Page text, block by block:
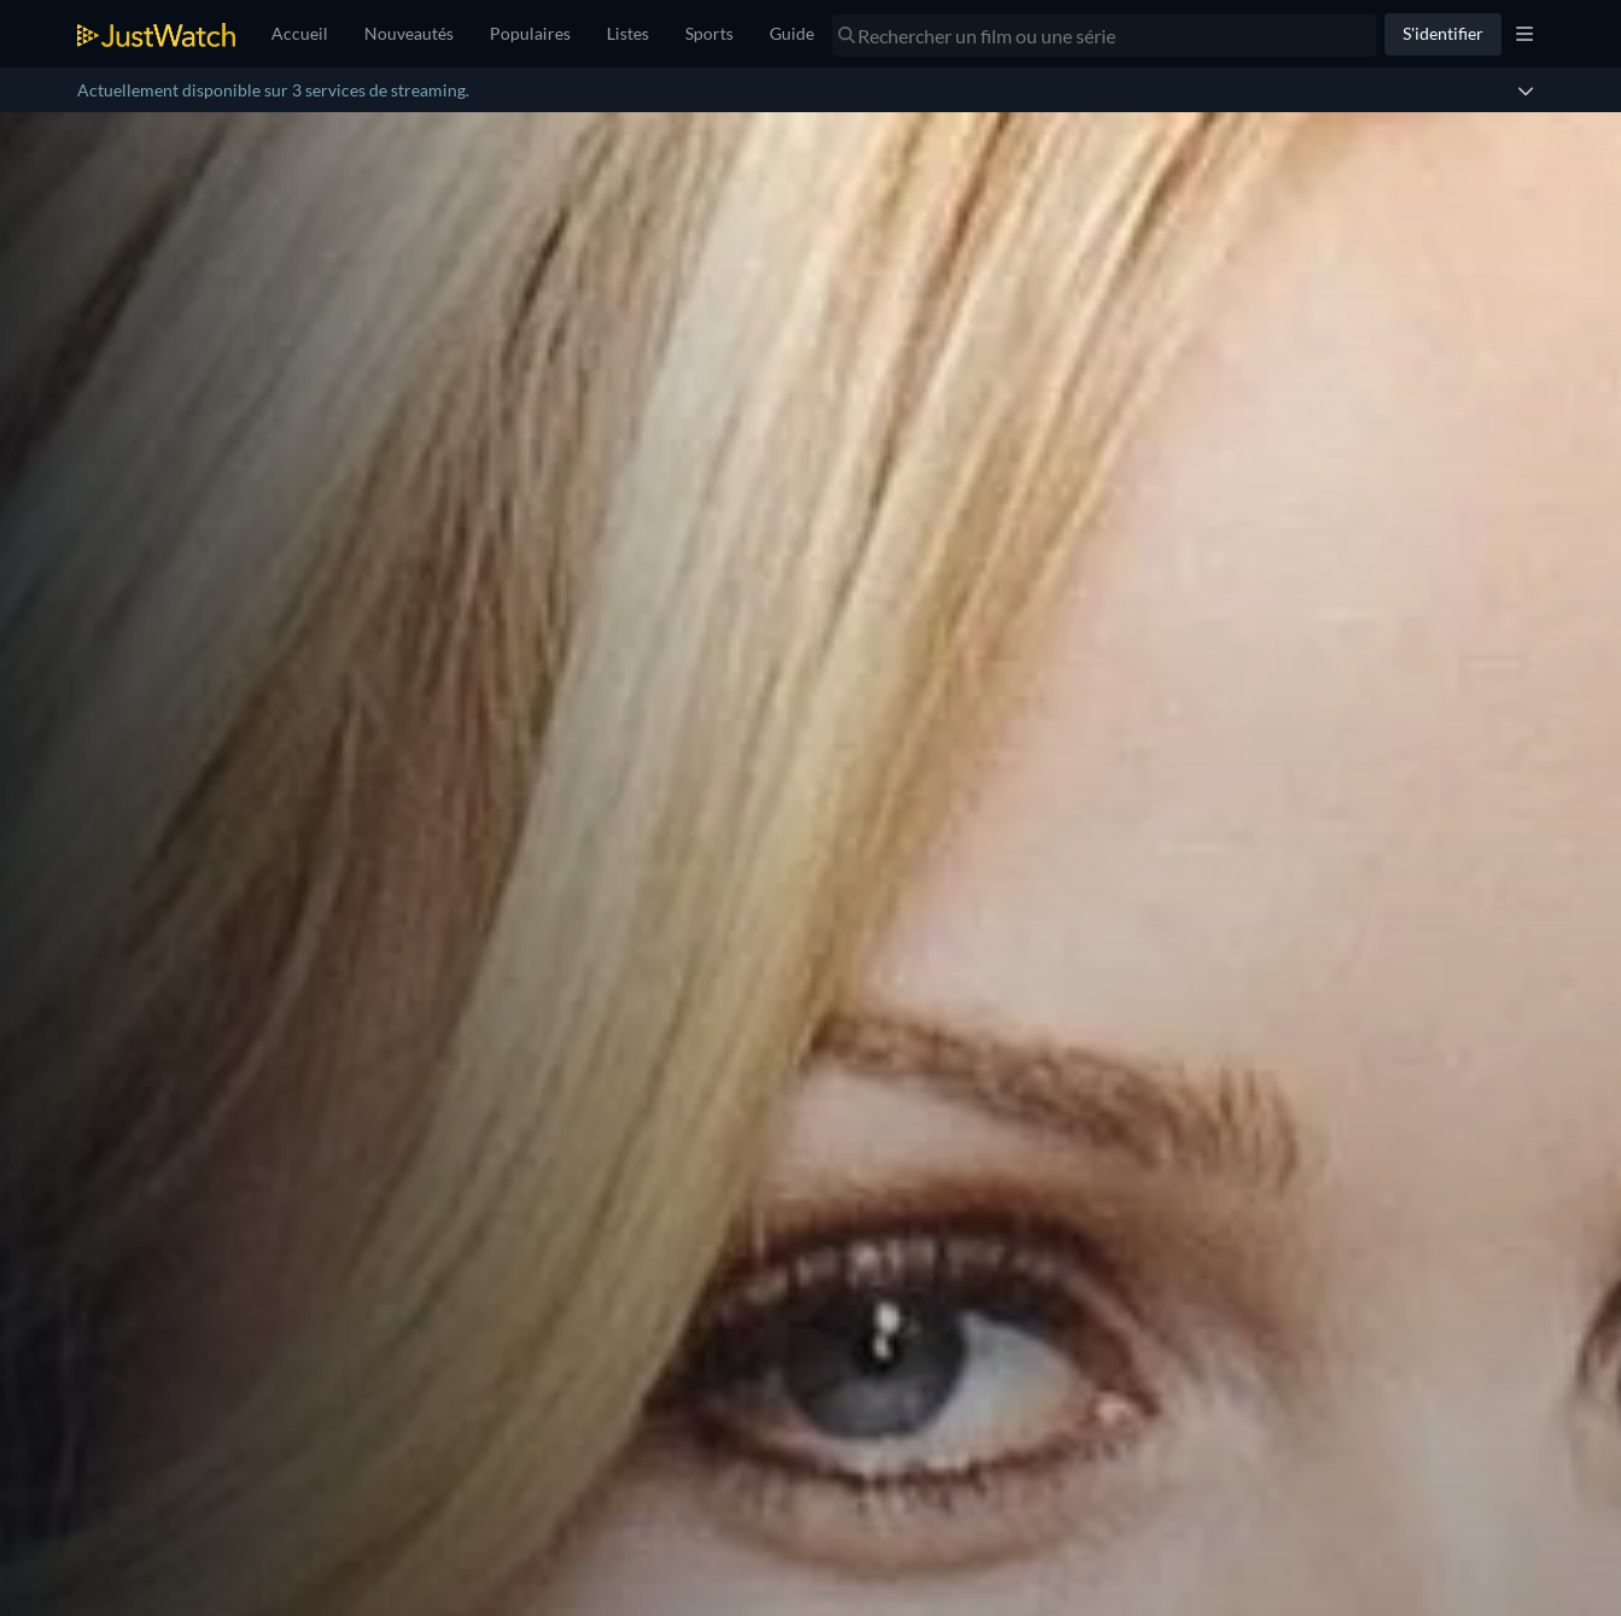
Accueil Nouveautés Populaires Listes Sports Guide S'identifier
Actuellement disponible sur 3 services de streaming.